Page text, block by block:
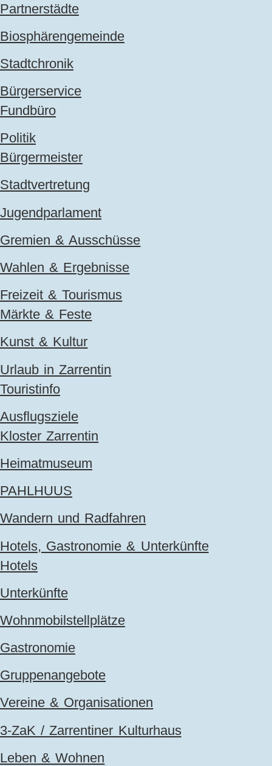
Partnerstädte
Biosphärengemeinde
Stadtchronik
Bürgerservice
Fundbüro
Politik
Bürgermeister
Stadtvertretung
Jugendparlament
Gremien & Ausschüsse
Wahlen & Ergebnisse
Freizeit & Tourismus
Märkte & Feste
Kunst & Kultur
Urlaub in Zarrentin
Touristinfo
Ausflugsziele
Kloster Zarrentin
Heimatmuseum
PAHLHUUS
Wandern und Radfahren
Hotels, Gastronomie & Unterkünfte
Hotels
Unterkünfte
Wohnmobilstellplätze
Gastronomie
Gruppenangebote
Vereine & Organisationen
3-ZaK / Zarrentiner Kulturhaus
Leben & Wohnen